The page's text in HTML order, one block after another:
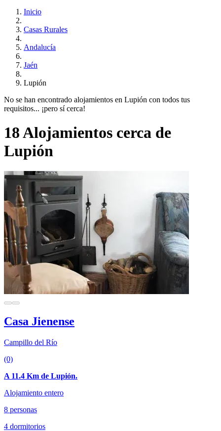
Inicio
Casas Rurales
Andalucía
Jaén
Lupión
No se han encontrado alojamientos en Lupión con todos tus
requisitos... ¡pero sí cerca!
18 Alojamientos cerca de
Lupión
Casa Jienense
Campillo del Río
(0)
A 11.4 Km de Lupión.
Alojamiento entero
8 personas
4 dormitorios